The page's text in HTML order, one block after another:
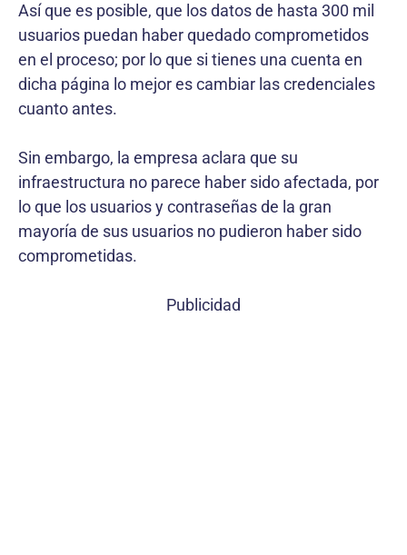
Así que es posible, que los datos de hasta 300 mil
usuarios puedan haber quedado comprometidos
en el proceso; por lo que si tienes una cuenta en
dicha página lo mejor es cambiar las credenciales
cuanto antes.
Sin embargo, la empresa aclara que su
infraestructura no parece haber sido afectada, por
lo que los usuarios y contraseñas de la gran
mayoría de sus usuarios no pudieron haber sido
comprometidas.
Publicidad